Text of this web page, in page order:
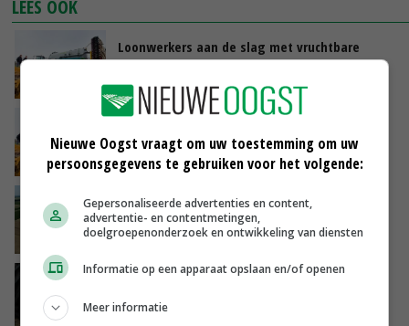
LEES OOK
Loonwerkers aan de slag met vruchtbare
kringloop
13-02-2018
bodemverdichting
20-12-2017
Flevolandse loonwerker wil meer zicht op
bodem
17-07-2017
Geld verdienen met lagere bandenspanning
Nieuwe Oogst vraagt om uw toestemming om uw
persoonsgegevens te gebruiken voor het volgende:
Gepersonaliseerde advertenties en content,
advertentie- en contentmetingen,
doelgroepenonderzoek en ontwikkeling van diensten
Informatie op een apparaat opslaan en/of openen
Meer informatie